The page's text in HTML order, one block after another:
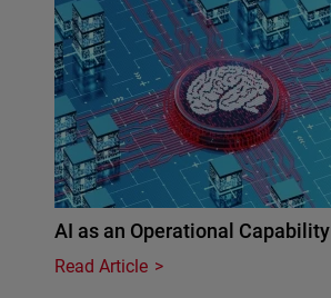
AI as an Operational Capability
Read Article